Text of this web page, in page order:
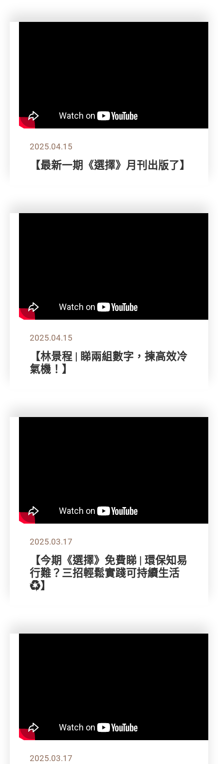
2025.04.15
【最新一期《選擇》月刊出版了】
2025.04.15
【林景程 | 睇兩組數字，揀高效冷
氣機！】
2025.03.17
【今期《選擇》免費睇 | 環保知易
行難？三招輕鬆實踐可持續生活
♻️】
2025.03.17